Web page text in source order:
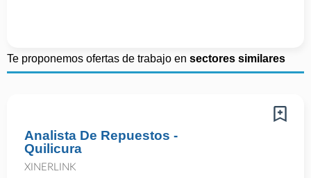
Te proponemos ofertas de trabajo en sectores similares
Analista De Repuestos -
Quilicura
XINERLINK